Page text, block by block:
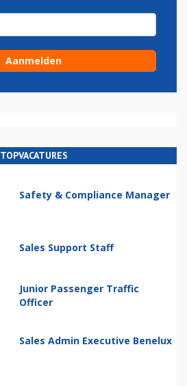
TOPVACATURES
Safety & Compliance Manager
Sales Support Staff
Junior Passenger Traffic
Officer
Sales Admin Executive Benelux